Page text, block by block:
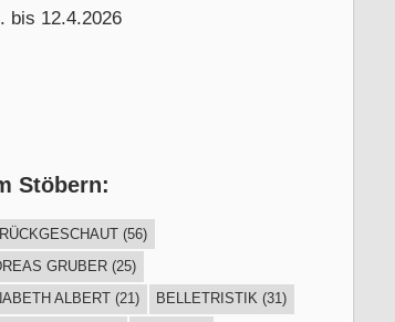
bis 12.4.2026
Stöbern:
(56)
GRUBER (25)
ALBERT (21) BELLETRISTIK (31)